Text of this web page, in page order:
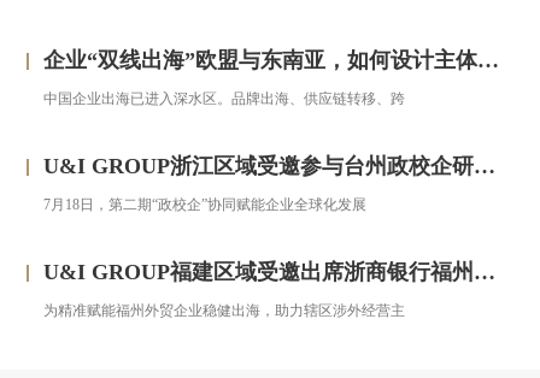
企业“双线出海”欧盟与东南亚，如何设计主体架构？——对话汇智集团
中国企业出海已进入深水区。品牌出海、供应链转移、跨
U&I GROUP浙江区域受邀参与台州政校企研修班，助力浙企搭建跨境投资合规框架
7月18日，第二期“政校企”协同赋能企业全球化发展
U&I GROUP福建区域受邀出席浙商银行福州分行跨境金融服务宣讲会圆满落幕
为精准赋能福州外贸企业稳健出海，助力辖区涉外经营主